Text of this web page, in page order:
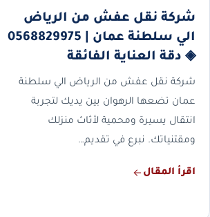
شركة نقل عفش من الرياض
الي سلطنة عمان | 0568829975
◈ دقة العناية الفائقة
شركة نقل عفش من الرياض الي سلطنة
عمان تضعها الرهوان بين يديك لتجربة
انتقال يسيرة ومحمية لأثاث منزلك
ومقتنياتك. نبرع في تقديم…
اقرأ المقال